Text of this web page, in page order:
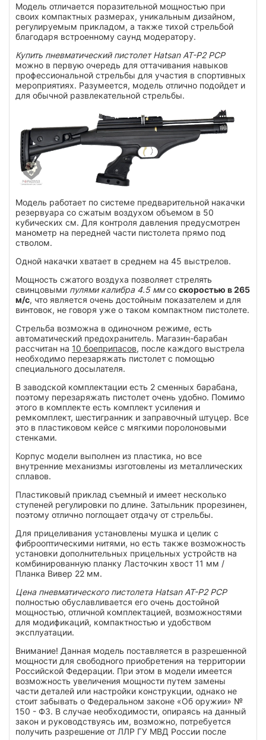
Модель отличается поразительной мощностью при
своих компактных размерах, уникальным дизайном,
регулируемым прикладом, а также тихой стрельбой
благодаря встроенному саунд модератору.
Купить пневматический пистолет Hatsan AT-P2 PCP
можно в первую очередь для оттачивания навыков
профессиональной стрельбы для участия в спортивных
мероприятиях. Разумеется, модель отлично подойдет и
для обычной развлекательной стрельбы.
Модель работает по системе предварительной накачки
резервуара со сжатым воздухом объемом в 50
кубических см. Для контроля давления предусмотрен
манометр на передней части пистолета прямо под
стволом.
Одной накачки хватает в среднем на 45 выстрелов.
Мощность сжатого воздуха позволяет стрелять
свинцовыми пулями калибра 4.5 ммсо скоростью в 265
м/с, что является очень достойным показателем и для
винтовок, не говоря уже о таком компактном пистолете.
Стрельба возможна в одиночном режиме, есть
автоматический предохранитель. Магазин-барабан
рассчитан на 10 боеприпасов, после каждого выстрела
необходимо перезаряжать пистолет с помощью
специального досылателя.
В заводской комплектации есть 2 сменных барабана,
поэтому перезаряжать пистолет очень удобно. Помимо
этого в комплекте есть комплект усиления и
ремкомплект, шестигранник и заправочный штуцер. Все
это в пластиковом кейсе с мягкими поролоновыми
стенками.
Корпус модели выполнен из пластика, но все
внутренние механизмы изготовлены из металлических
сплавов.
Пластиковый приклад съемный и имеет несколько
ступеней регулировки по длине. Затыльник прорезинен,
поэтому отлично поглощает отдачу от стрельбы.
Для прицеливания установлены мушка и целик с
фиброоптическими нитями, но есть также возможность
установки дополнительных прицельных устройств на
комбинированную планку Ласточкин хвост 11 мм /
Планка Вивер 22 мм.
Цена пневматического пистолета Hatsan AT-P2 PCP
полностью обуславливается его очень достойной
мощностью, отличной комплектацией, возможностями
для модификаций, компактностью и удобством
эксплуатации.
Внимание! Данная модель поставляется в разрешенной
мощности для свободного приобретения на территории
Российской Федерации. При этом в модели имеется
возможность увеличения мощности путем замены
части деталей или настройки конструкции, однако не
стоит забывать о Федеральном законе «Об оружии» №
150 - ФЗ. В случае необходимости, опираясь на данный
закон и руководствуясь им, возможно, потребуется
получить разрешение от ЛЛР ГУ МВД России после